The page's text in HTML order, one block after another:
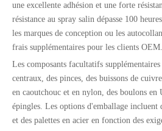
une excellente adhésion et une forte
résistance au spray salin dépasse 100
les marques de conception ou les
frais supplémentaires pour les clients OEM.
Les composants facultatifs
centraux, des pinces, des buissons de
en caoutchouc et en nylon, des boulons en
épingles. Les options d'emballage incluent
et des palettes en acier en fonction des